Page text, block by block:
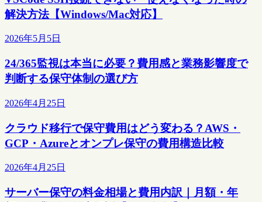
解決方法【Windows/Mac対応】
2026年5月5日
24/365監視は本当に必要？費用感と業務影響度で
判断する保守体制の選び方
2026年4月25日
クラウド移行で保守費用はどう変わる？AWS・
GCP・Azureとオンプレ保守の費用構造比較
2026年4月25日
サーバー保守の料金相場と費用内訳｜月額・年